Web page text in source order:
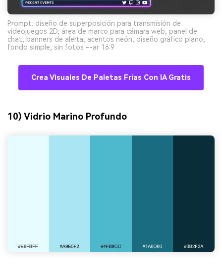
Prompt: diseño de superposición para transmisión de
videojuegos 2D, área de marco para cámara web, panel de
chat, banners de alerta, acentos neón, diseño gráfico plano,
fondo simple, sin fotos --ar 16:9
Crea Visuales De Paletas Frías Con IA Gratis
10) Vidrio Marino Profundo